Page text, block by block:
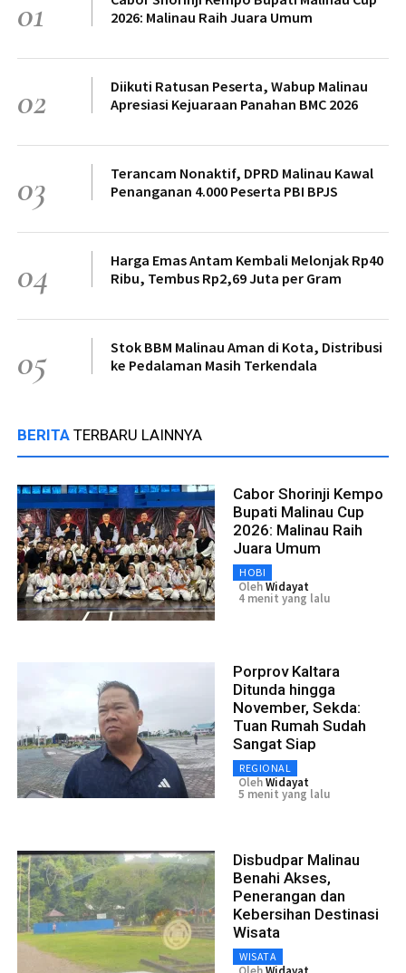
01
2026: Malinau Raih Juara Umum
02
Diikuti Ratusan Peserta, Wabup Malinau
Apresiasi Kejuaraan Panahan BMC 2026
03
Terancam Nonaktif, DPRD Malinau Kawal
Penanganan 4.000 Peserta PBI BPJS
04
Harga Emas Antam Kembali Melonjak Rp40
Ribu, Tembus Rp2,69 Juta per Gram
05
Stok BBM Malinau Aman di Kota, Distribusi
ke Pedalaman Masih Terkendala
BERITA TERBARU LAINNYA
Cabor Shorinji Kempo
Bupati Malinau Cup
2026: Malinau Raih
Juara Umum
HOBI
OlehWidayat
4 menit yang lalu
Porprov Kaltara
Ditunda hingga
November, Sekda:
Tuan Rumah Sudah
Sangat Siap
REGIONAL
OlehWidayat
5 menit yang lalu
Disbudpar Malinau
Benahi Akses,
Penerangan dan
Kebersihan Destinasi
Wisata
WISATA